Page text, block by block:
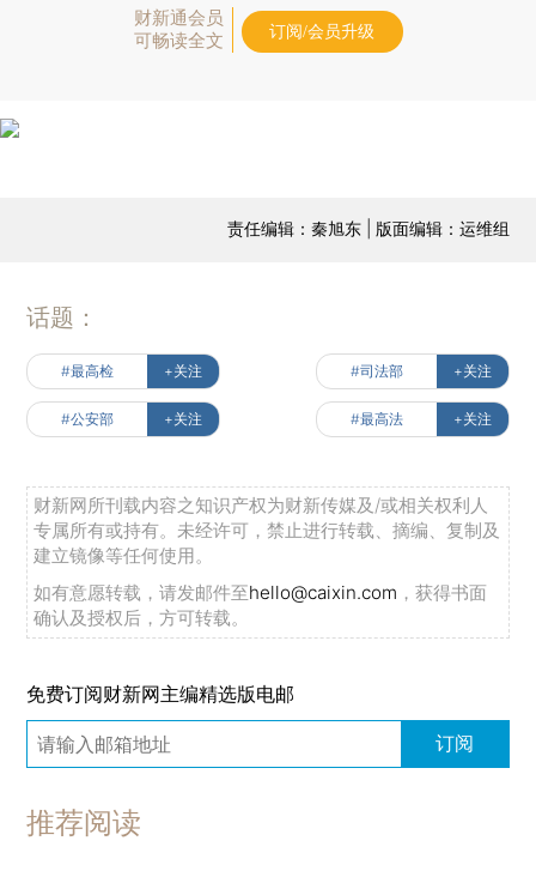
财新通会员
可畅读全文
订阅/会员升级
责任编辑：秦旭东 | 版面编辑：运维组
话题：
#最高检 +关注 #司法部 +关注
#公安部 +关注 #最高法 +关注
财新网所刊载内容之知识产权为财新传媒及/或相关权利人
专属所有或持有。未经许可，禁止进行转载、摘编、复制及
建立镜像等任何使用。
如有意愿转载，请发邮件至hello@caixin.com ，获得书面
确认及授权后，方可转载。
免费订阅财新网主编精选版电邮
订阅
推荐阅读